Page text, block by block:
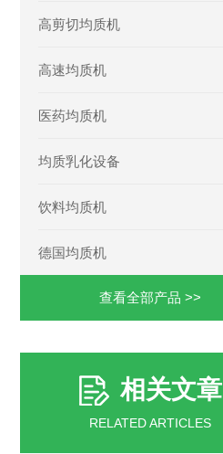
高剪切均质机
高速均质机
医药均质机
均质乳化设备
饮料均质机
德国均质机
查看全部产品 >>
相关文章
RELATED ARTICLES